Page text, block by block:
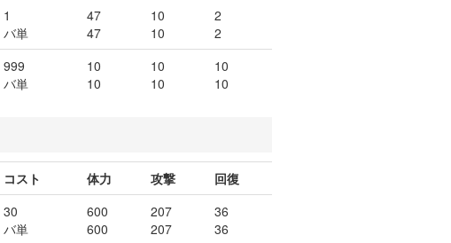
1
バ単
47
47
10
10
2
2
999
バ単
10
10
10
10
10
10
コスト 体力 攻撃
回復
30
バ単
600
600
207
207
36
36